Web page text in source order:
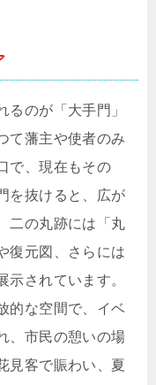
るのが「大手門」
て藩主や使者のみ
で、現在もその
を抜けると、広が
二の丸跡には「丸
復元図、さらには
示されています。
的な空間で、イベ
、市民の憩いの場
見客で賑わい、夏